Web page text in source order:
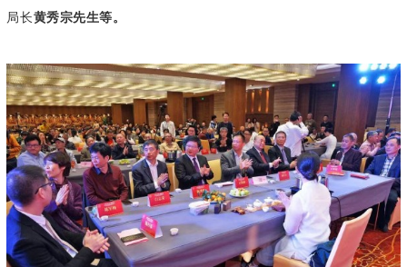
局长黄秀宗先生等。